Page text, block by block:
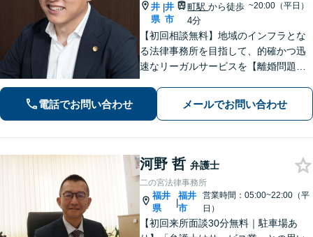
井
県
|井
市
町駅から徒歩
4分
~20:00（平日）
【初回相談無料】地域のインフラとな
る法律事務所を目指して、的確かつ迅
速なリーガルサービスを【離婚問題】
お任せください【相続問題】福井密着
型事務所として地域特性を活かしたア
電話でお問い合わせ メールでお問い合わせ
河野 哲 弁護士
二の宮法律事務所
福井
県
|
福井
市
営業時間：05:00~22:00（平
日）
【初回来所面談30分無料｜駐車場あ